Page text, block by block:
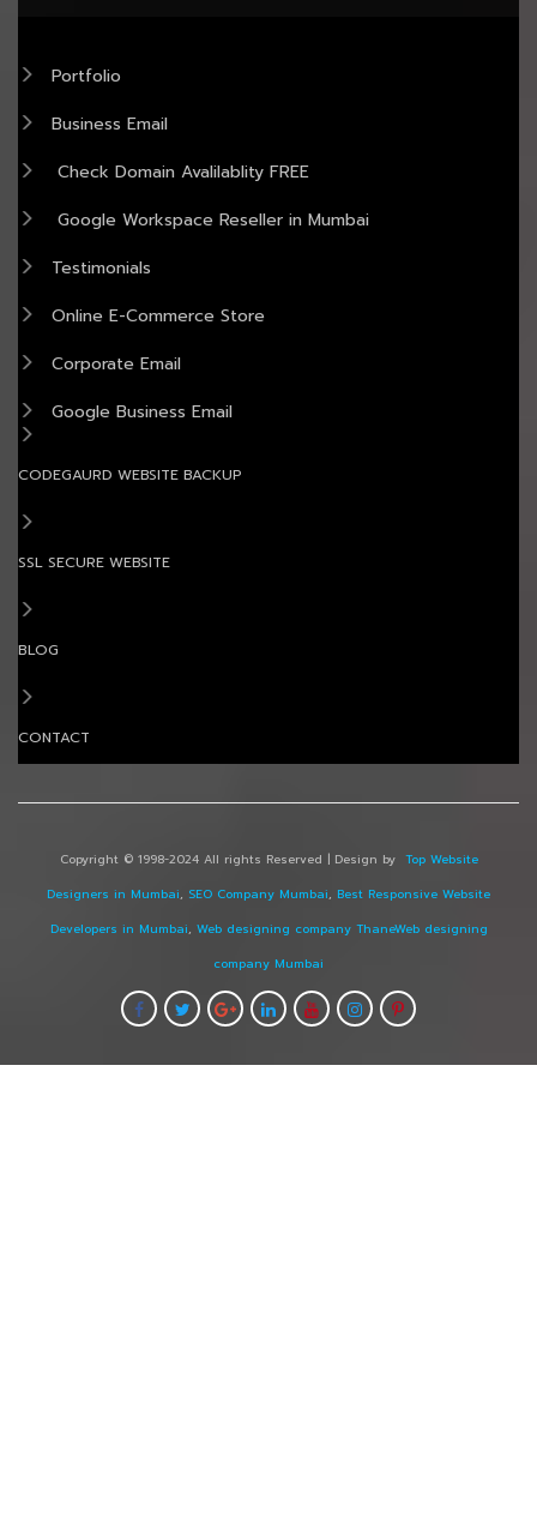
Portfolio
Business Email
Check Domain Avalilablity FREE
Google Workspace Reseller in Mumbai
Testimonials
Online E-Commerce Store
Corporate Email
Google Business Email
CODEGAURD WEBSITE BACKUP
SSL SECURE WEBSITE
BLOG
CONTACT
Copyright © 1998-2024 All rights Reserved | Design by Top Website
Designers in Mumbai, SEO Company Mumbai, Best Responsive Website
Developers in Mumbai, Web designing company ThaneWeb designing
company Mumbai